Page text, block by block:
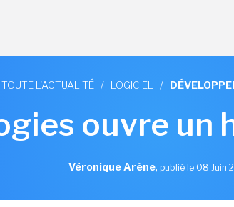
TOUTE L'ACTUALITÉ / LOGICIEL /
ouvre un
Véronique Arène, publié le 08 Juin